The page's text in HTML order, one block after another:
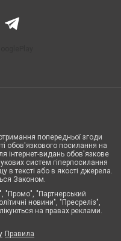
попередньої згоди
обов'язкового посилання на
інтернет-видань обов'язкове
систем гіперпосилання
в тексті або в якості джерела.
Законом.
"Промо", "Партнерський
новини", "Пресреліз",
на правах реклами.
Правила